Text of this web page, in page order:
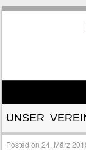
Skip to content
UNSER
Posted on24. März